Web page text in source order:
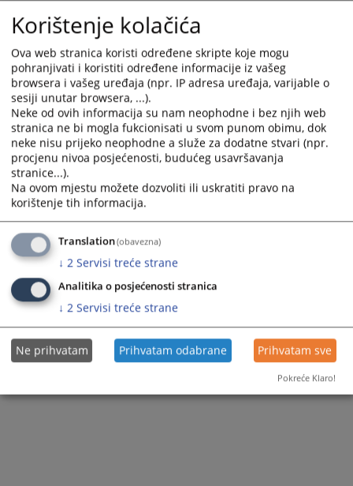
Trenutno nema vijesti
Korištenje kolačića
Ova web stranica koristi određene skripte koje mogu
pohranjivati i koristiti određene informacije iz vašeg
browsera i vašeg uređaja (npr. IP adresa uređaja, varijable o
sesiji unutar browsera, ...).
Neke od ovih informacija su nam neophodne i bez njih web
stranica ne bi mogla fukcionisati u svom punom obimu, dok
neke nisu prijeko neophodne a služe za dodatne stvari (npr.
procjenu nivoa posjećenosti, budućeg usavršavanja
stranice...).
Na ovom mjestu možete dozvoliti ili uskratiti pravo na
korištenje tih informacija.
Translation(obavezna)
↓ 2 Servisi treće strane
Analitika o posjećenosti stranica
↓ 2 Servisi treće strane
Ne prihvatam Prihvatam odabrane Prihvatam sve
Pokreće Klaro!